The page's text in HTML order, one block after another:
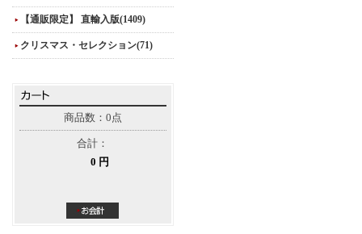
【通販限定】 直輸入版(1409)
クリスマス・セレクション(71)
商品数：0点
合計：
0 円